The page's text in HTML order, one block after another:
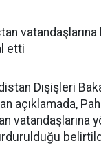
etti
Dışişleri
açıklamada,
vatandaşlarına